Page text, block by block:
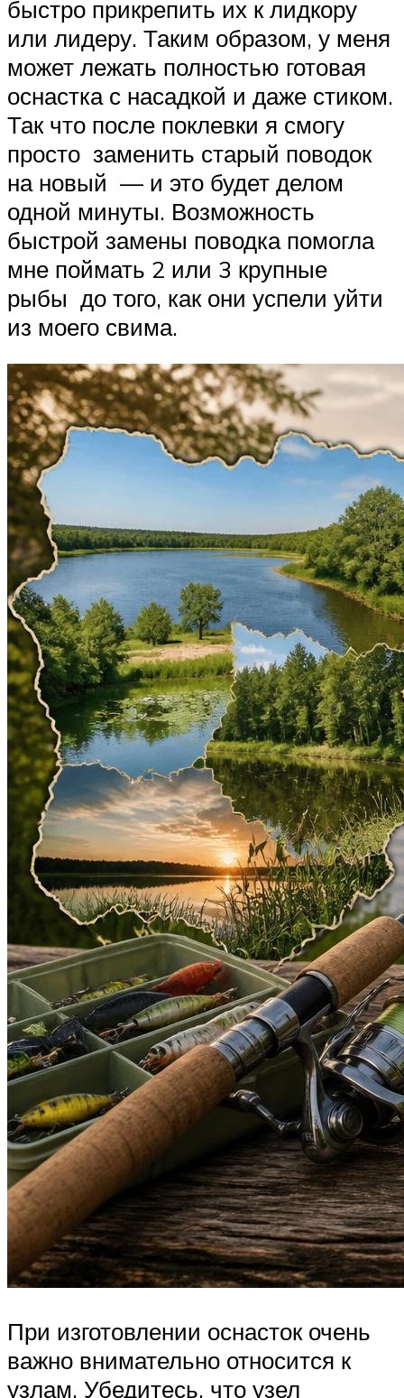
быстро прикрепить их к лидкору
или лидеру. Таким образом, у меня
может лежать полностью готовая
оснастка с насадкой и даже стиком.
Так что после поклевки я смогу
просто заменить старый поводок
на новый — и это будет делом
одной минуты. Возможность
быстрой замены поводка помогла
мне поймать 2 или 3 крупные
рыбы до того, как они успели уйти
из моего свима.
При изготовлении оснасток очень
важно внимательно относится к
узлам. Убедитесь, что узел